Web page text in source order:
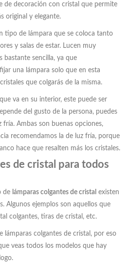
de decoración con cristal que permite
original y elegante.
tipo de lámpara que se coloca tanto
y salas de estar. Lucen muy
bastante sencilla, ya que
una lámpara solo que en esta
que colgarás de la misma.
va en su interior, este puede ser
del gusto de la persona, puedes
fría. Ambas son buenas opciones,
recomendamos la de luz fría, porque
hace que resalten más los cristales.
de cristal para todos
de lámparas colgantes de cristal existen
Algunos ejemplos son aquellos que
colgantes, tiras de cristal, etc.
lámparas colgantes de cristal, por eso
veas todos los modelos que hay